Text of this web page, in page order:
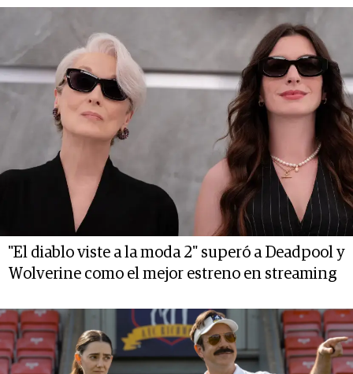
"El diablo viste a la moda 2" superó a Deadpool y
Wolverine como el mejor estreno en streaming